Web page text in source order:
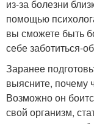
из-за болезни
помощью
вы сможете быть
себе заботиться-
Заранее
выясните, почему
Возможно он
свой организм,